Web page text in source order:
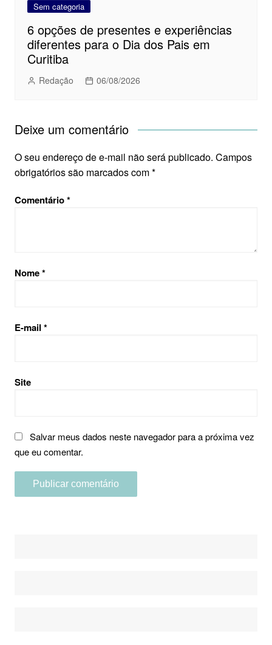
Sem categoria
6 opções de presentes e experiências
diferentes para o Dia dos Pais em
Curitiba
Redação 06/08/2026
Deixe um comentário
O seu endereço de e-mail não será publicado. Campos
obrigatórios são marcados com*
Comentário*
Nome*
E-mail *
Site
Salvar meus dados neste navegador para a próxima vez
que eu comentar.